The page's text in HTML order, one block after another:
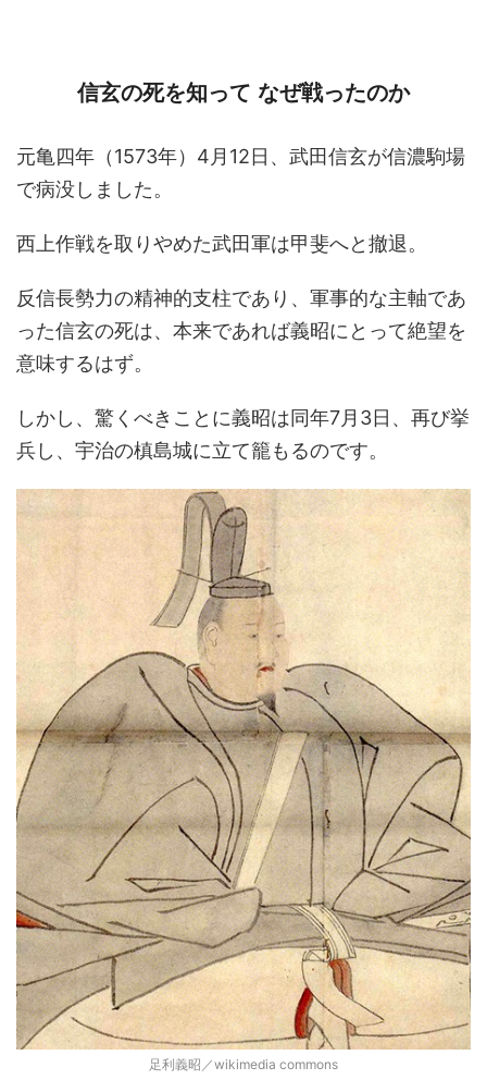
信玄の死を知って なぜ戦ったのか
元亀四年（1573年）4月12日、武田信玄が信濃駒場
で病没しました。
西上作戦を取りやめた武田軍は甲斐へと撤退。
反信長勢力の精神的支柱であり、軍事的な主軸であ
った信玄の死は、本来であれば義昭にとって絶望を
意味するはず。
しかし、驚くべきことに義昭は同年7月3日、再び挙
兵し、宇治の槙島城に立て籠もるのです。
足利義昭／wikimedia commons